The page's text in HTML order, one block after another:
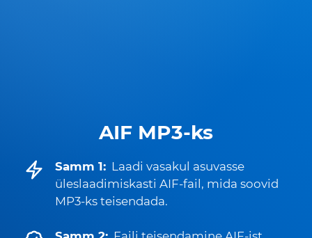
AIF MP3-ks
Samm 1: Laadi vasakul asuvasse
üleslaadimiskasti AIF-fail, mida soovid
MP3-ks teisendada.